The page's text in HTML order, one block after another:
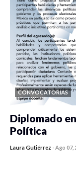
CONVOCATORIAS
Diplomado
Política
Laura Gutiérrez -Ago 07,